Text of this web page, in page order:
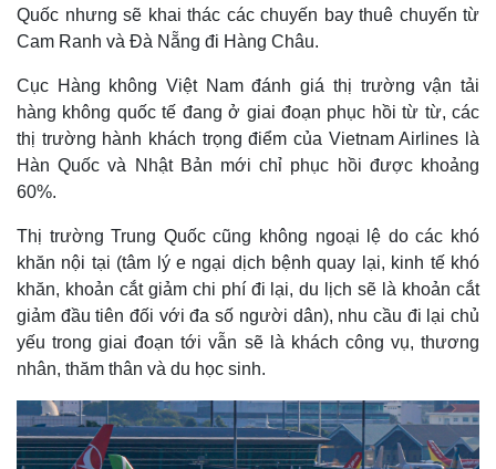
Quốc nhưng sẽ khai thác các chuyến bay thuê chuyến từ
Cam Ranh và Đà Nẵng đi Hàng Châu.
Cục Hàng không Việt Nam đánh giá thị trường vận tải
hàng không quốc tế đang ở giai đoạn phục hồi từ từ, các
thị trường hành khách trọng điểm của Vietnam Airlines là
Hàn Quốc và Nhật Bản mới chỉ phục hồi được khoảng
60%.
Thị trường Trung Quốc cũng không ngoại lệ do các khó
khăn nội tại (tâm lý e ngại dịch bệnh quay lại, kinh tế khó
khăn, khoản cắt giảm chi phí đi lại, du lịch sẽ là khoản cắt
giảm đầu tiên đối với đa số người dân), nhu cầu đi lại chủ
yếu trong giai đoạn tới vẫn sẽ là khách công vụ, thương
nhân, thăm thân và du học sinh.